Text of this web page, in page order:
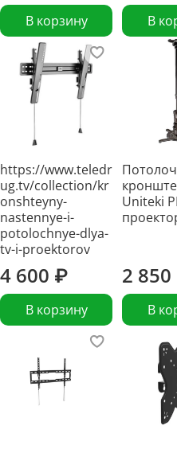
В корзину В
https://www.teledr
ug.tv/collection/kr
onshteyny-
nastennye-i-
potolochnye-dlya-
tv-i-proektorov
4 600 ₽
В корзину
Uniteki
2
В